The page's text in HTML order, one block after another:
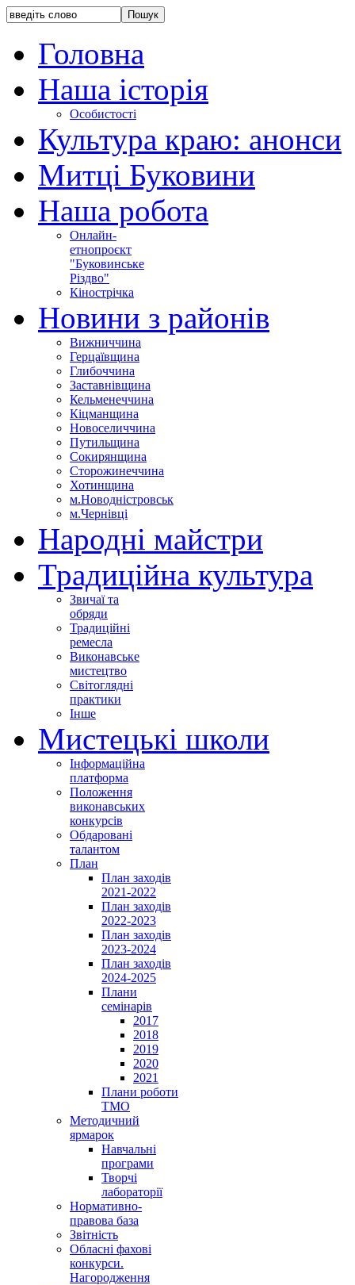
Головна
Наша історія
Особистості
Культура краю: анонси
Митці Буковини
Наша робота
Онлайн-
етнопроєкт
"Буковинське
Різдво"
Кінострічка
Новини з районів
Вижниччина
Герцаївщина
Глибоччина
Заставнівщина
Кельменеччина
Кіцманщина
Новоселиччина
Путильщина
Сокирянщина
Сторожинеччина
Хотинщина
м.Новодністровськ
м.Чернівці
Народні майстри
Традиційна культура
Звичаї та
обряди
Традиційні
ремесла
Виконавське
мистецтво
Світоглядні
практики
Інше
Мистецькі школи
Інформаційна
платформа
Положення
виконавських
конкурсів
Обдаровані
талантом
План
План заходів
2021-2022
План заходів
2022-2023
План заходів
2023-2024
План заходів
2024-2025
Плани
семінарів
2017
2018
2019
2020
2021
Плани роботи
ТМО
Методичний
ярмарок
Навчальні
програми
Творчі
лабораторії
Нормативно-
правова база
Звітність
Обласні фахові
конкурси.
Нагородження